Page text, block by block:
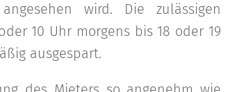
wird. Die zulässigen
10 Uhr morgens bis 18 oder 19
ausgespart.